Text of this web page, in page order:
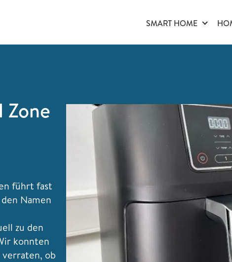
SMART HOME
Zone
führt fast
Namen
zu den
konnten
ob